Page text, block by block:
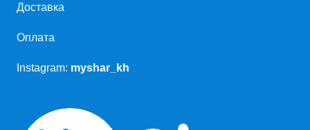
Доставка
Оплата
Instagram: myshar_kh